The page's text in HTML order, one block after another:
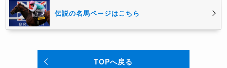
伝説の名馬ページはこちら
TOPへ戻る